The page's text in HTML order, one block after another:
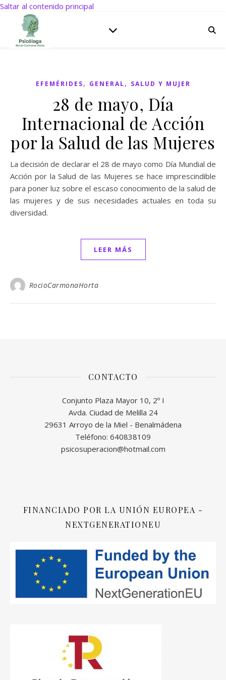
Saltar al contenido principal
EFEMÉRIDES, GENERAL, SALUD Y MUJER
28 de mayo, Día
Internacional de Acción
por la Salud de las Mujeres
La decisión de declarar el 28 de mayo como Día Mundial de
Acción por la Salud de las Mujeres se hace imprescindible
para poner luz sobre el escaso conocimiento de la salud de
las mujeres y de sus necesidades actuales en toda su
diversidad.
LEER MÁS
RocioCarmonaHorta
CONTACTO
Conjunto Plaza Mayor 10, 2º I
Avda. Ciudad de Melilla 24
29631 Arroyo de la Miel - Benalmádena
Teléfono: 640838109
psicosuperacion@hotmail.com
FINANCIADO POR LA UNIÓN EUROPEA -
NEXTGENERATIONEU